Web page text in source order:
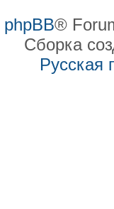
phpBB®
Сборка
Русская